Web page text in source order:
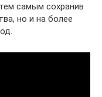
самым сохранив
но и на более